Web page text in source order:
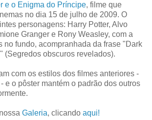
e o Enigma do Príncipe, filme que
no dia 15 de julho de 2009. O
personagens: Harry Potter, Alvo
Granger e Rony Weasley, com a
no fundo, acompranhada da frase "Dark
(Segredos obscuros revelados).
com os estilos dos filmes anteriores -
e o pôster mantém o padrão dos outros
Galeria, clicando aqui!